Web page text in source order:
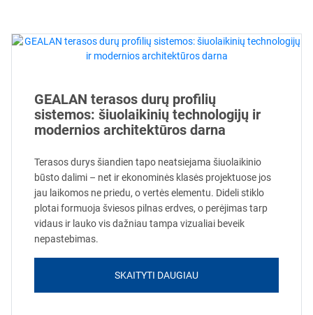
GEALAN terasos durų profilių
sistemos: šiuolaikinių technologijų ir
modernios architektūros darna
Terasos durys šiandien tapo neatsiejama šiuolaikinio
būsto dalimi – net ir ekonominės klasės projektuose jos
jau laikomos ne priedu, o vertės elementu. Dideli stiklo
plotai formuoja šviesos pilnas erdves, o perėjimas tarp
vidaus ir lauko vis dažniau tampa vizualiai beveik
nepastebimas.
SKAITYTI DAUGIAU